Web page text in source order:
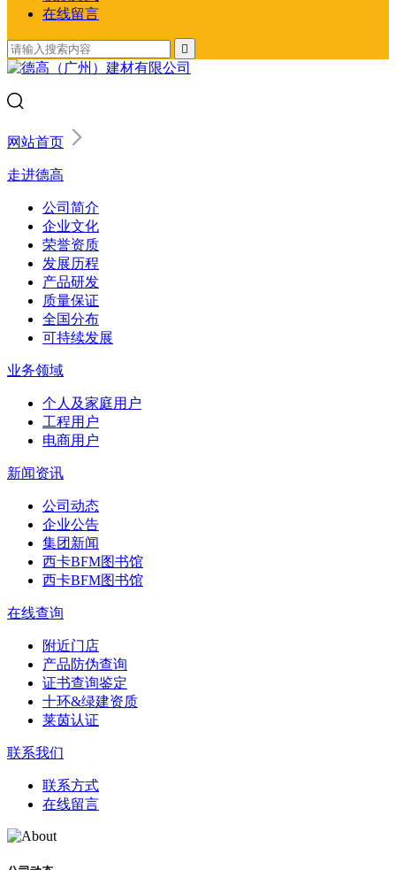
在线留言

网站首页
走进德高
公司简介
企业文化
荣誉资质
发展历程
产品研发
质量保证
全国分布
可持续发展
业务领域
个人及家庭用户
工程用户
电商用户
新闻资讯
公司动态
企业公告
集团新闻
西卡BFM图书馆
西卡BFM图书馆
在线查询
附近门店
产品防伪查询
证书查询鉴定
十环&绿建资质
莱茵认证
联系我们
联系方式
在线留言